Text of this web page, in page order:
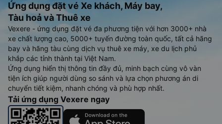
Ứng dụng đặt vé Xe khách, Máy bay,
Tàu hoả và Thuê xe
Vexere - ứng dụng đặt vé đa phương tiện với hơn 3000+ nhà
xe chất lượng cao, 5000+ tuyến đường toàn quốc, tất cả hãng
bay và hãng tàu cùng dịch vụ thuê xe máy, xe du lịch phủ
khắp các tỉnh thành tại Việt Nam.
Ứng dụng hiển thị thông tin đầy đủ, minh bạch cùng vô vàn
tiện ích giúp người dùng so sánh và lựa chọn phương án di
chuyển tiết kiệm, nhanh chóng và phù hợp nhất.
Tải ứng dụng Vexere ngay